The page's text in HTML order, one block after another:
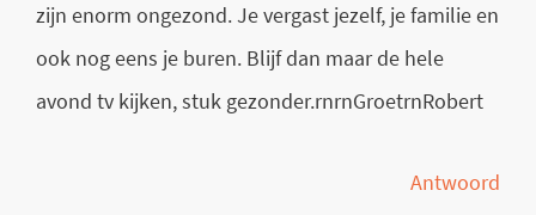
zijn enorm ongezond. Je vergast jezelf, je familie en
ook nog eens je buren. Blijf dan maar de hele
avond tv kijken, stuk gezonder.rnrnGroetrnRobert
Antwoord